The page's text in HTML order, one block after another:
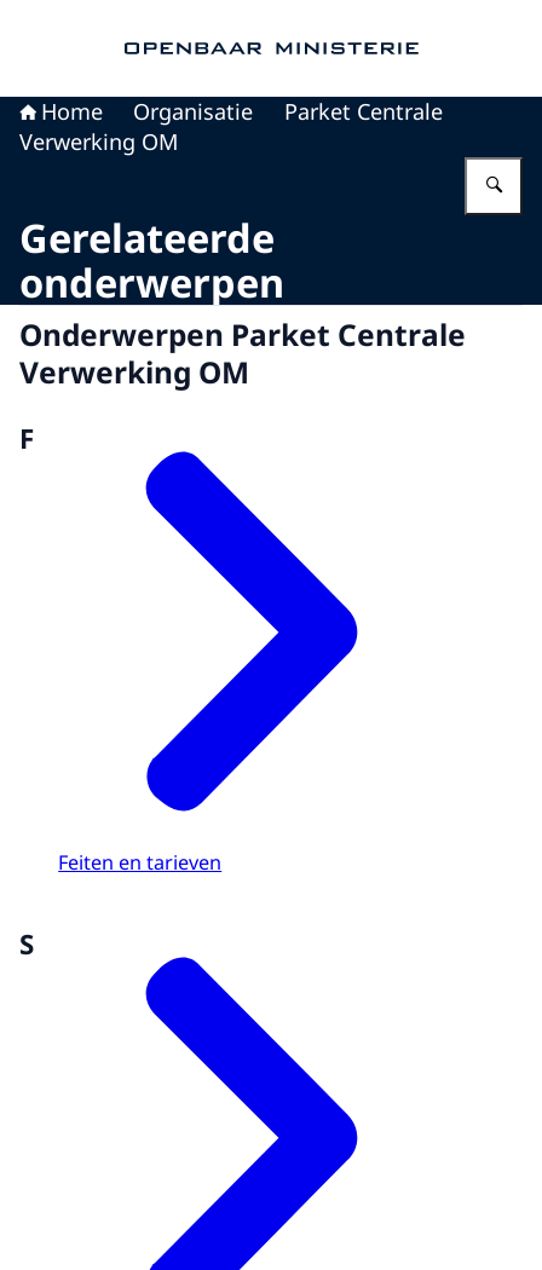
Home Organisatie
Parket Centrale
Verwerking OM
Gerelateerde
onderwerpen
Onderwerpen Parket Centrale
Verwerking OM
F
Feiten en tarieven
S